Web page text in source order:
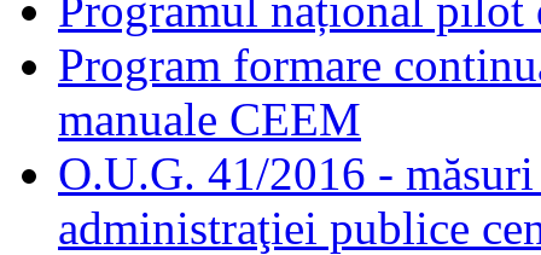
Program formare
manuale CEEM
O.U.G. 41/2016 -
administraţiei publice